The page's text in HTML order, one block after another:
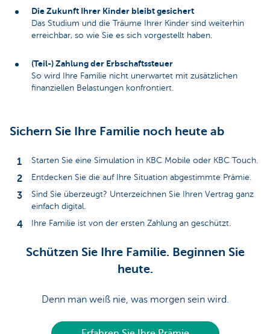
Die Zukunft Ihrer Kinder bleibt gesichert
Das Studium und die Träume Ihrer Kinder sind weiterhin
erreichbar, so wie Sie es sich vorgestellt haben.
(Teil-) Zahlung der Erbschaftssteuer
So wird Ihre Familie nicht unerwartet mit zusätzlichen
finanziellen Belastungen konfrontiert.
Sichern Sie Ihre Familie noch heute ab
Starten Sie eine Simulation in KBC Mobile oder KBC Touch.
Entdecken Sie die auf Ihre Situation abgestimmte Prämie.
Sind Sie überzeugt? Unterzeichnen Sie Ihren Vertrag ganz
einfach digital.
Ihre Familie ist von der ersten Zahlung an geschützt.
Schützen Sie Ihre Familie. Beginnen Sie
heute.
Denn man weiß nie, was morgen sein wird.